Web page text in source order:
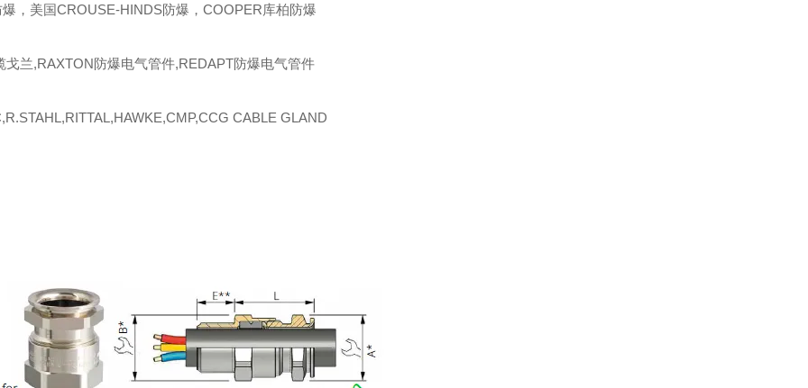
，美国CROUSE-HINDS防爆，COOPER库柏防爆
兰,RAXTON防爆电气管件,REDAPT防爆电气管件
CABLE GLAND